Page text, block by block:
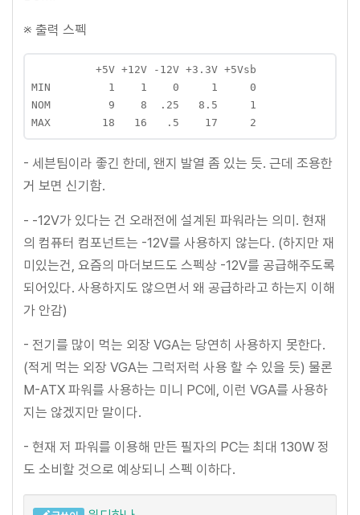
※ 출력 스펙
          +5V +12V -12V +3.3V +5Vsb
MIN         1    1    0     1     0
NOM         9    8  .25   8.5     1
- 세븐팀이라 좋긴 한데, 왠지 발열 좀 있는 듯. 근데 조용한
거 보면 신기함.
- -12V가 있다는 건 오래전에 설계된 파워라는 의미. 현재
의 컴퓨터 컴포넌트는 -12V를 사용하지 않는다. (하지만 재
미있는건, 요즘의 마더보드도 스펙상 -12V를 공급해주도록
되어있다. 사용하지도 않으면서 왜 공급하라고 하는지 이해
가 안감)
- 전기를 많이 먹는 외장 VGA는 당연히 사용하지 못한다.
(적게 먹는 외장 VGA는 그럭저럭 사용 할 수 있을 듯) 물론
M-ATX 파워를 사용하는 미니 PC에, 이런 VGA를 사용하
지는 않겠지만 말이다.
- 현재 저 파워를 이용해 만든 필자의 PC는 최대 130W 정
도 소비할 것으로 예상되니 스펙 이하다.